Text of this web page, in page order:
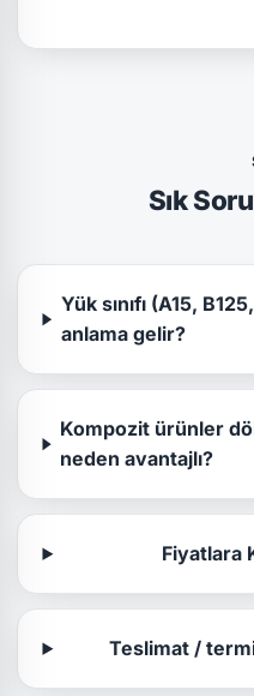
Sık
Yük sınıfı (A15,
anlama gelir?
Kompozit ürünler
neden avantajlı?
Fiyatlara
Teslimat /